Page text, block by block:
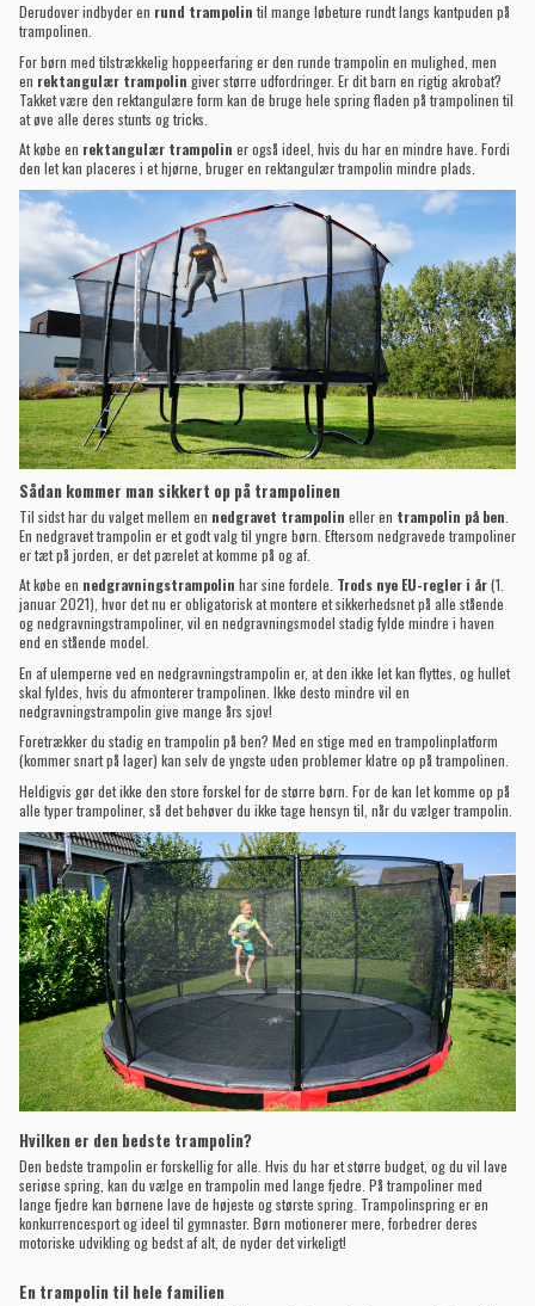
Derudover indbyder en rund trampolin til mange løbeture rundt langs kantpuden på
trampolinen.
For børn med tilstrækkelig hoppeerfaring er den runde trampolin en mulighed, men
en rektangulær trampolin giver større udfordringer. Er dit barn en rigtig akrobat?
Takket være den rektangulære form kan de bruge hele spring fladen på trampolinen til
at øve alle deres stunts og tricks.
At købe en rektangulær trampolin er også ideel, hvis du har en mindre have. Fordi
den let kan placeres i et hjørne, bruger en rektangulær trampolin mindre plads.
Sådan kommer man sikkert op på trampolinen
Til sidst har du valget mellem en nedgravet trampolin eller en trampolin på ben
En nedgravet trampolin er et godt valg til yngre børn. Eftersom nedgravede trampoliner
er tæt på jorden, er det pærelet at komme på og af.
At købe en nedgravningstrampolin har sine fordele. Trods nye EU-regler i år(1.
januar 2021), hvor det nu er obligatorisk at montere et sikkerhedsnet på alle stående
og nedgravningstrampoliner, vil en nedgravningsmodel stadig fylde mindre i haven
end en stående model.
En af ulemperne ved en nedgravningstrampolin er, at den ikke let kan flyttes, og hullet
skal fyldes, hvis du afmonterer trampolinen. Ikke desto mindre vil en
nedgravningstrampolin give mange års sjov!
Foretrækker du stadig en trampolin på ben? Med en stige med en trampolinplatform
(kommer snart på lager) kan selv de yngste uden problemer klatre op på trampolinen.
Heldigvis gør det ikke den store forskel for de større børn. For de kan let komme op på
alle typer trampoliner, så det behøver du ikke tage hensyn til, når du vælger trampolin.
Hvilken er den bedste trampolin?
Den bedste trampolin er forskellig for alle. Hvis du har et større budget, og du vil lave
seriøse spring, kan du vælge en trampolin med lange fjedre. På trampoliner med
lange fjedre kan børnene lave de højeste og største spring. Trampolinspring er en
konkurrencesport og ideel til gymnaster. Børn motionerer mere, forbedrer deres
motoriske udvikling og bedst af alt, de nyder det virkeligt!
En trampolin til hele familien